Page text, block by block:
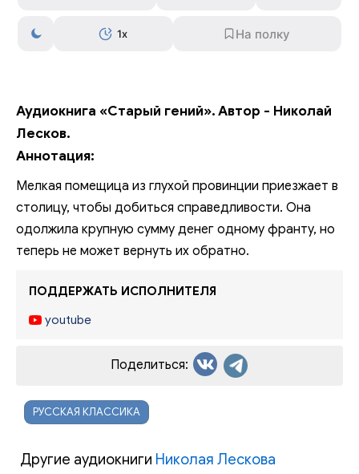
1x
Аудиокнига «Старый гений». Автор - Николай
Лесков.
Аннотация:
Мелкая помещица из глухой провинции приезжает в
столицу, чтобы добиться справедливости. Она
одолжила крупную сумму денег одному франту, но
теперь не может вернуть их обратно.
ПОДДЕРЖАТЬ ИСПОЛНИТЕЛЯ
youtube
Поделиться:
РУССКАЯ КЛАССИКА
Другие аудиокниги Николая Лескова